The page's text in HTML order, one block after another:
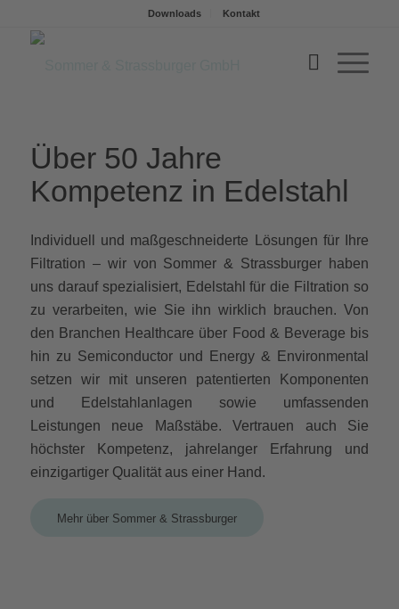
Downloads Kontakt
BEVERAGE
Lösungen aus einer Hand
Über 50 Jahre
Kompetenz in Edelstahl
Individuell und maßgeschneiderte Lösungen für Ihre
Filtration – wir von Sommer & Strassburger haben
uns darauf spezialisiert, Edelstahl für die Filtration so
zu verarbeiten, wie Sie ihn wirklich brauchen. Von
den Branchen Healthcare über Food & Beverage bis
hin zu Semiconductor und Energy & Environmental
setzen wir mit unseren patentierten Komponenten
und Edelstahlanlagen sowie umfassenden
Leistungen neue Maßstäbe. Vertrauen auch Sie
höchster Kompetenz, jahrelanger Erfahrung und
einzigartiger Qualität aus einer Hand.
Mehr über Sommer & Strassburger